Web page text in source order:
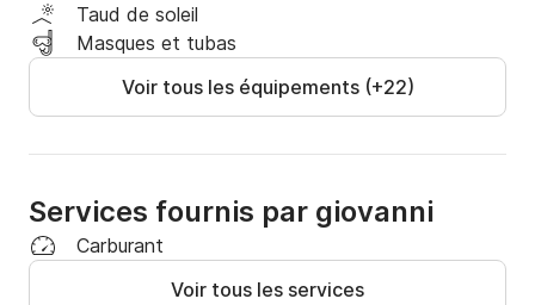
Taud de soleil
Masques et tubas
Voir tous les équipements (+22)
Services fournis par giovanni
Carburant
Voir tous les services